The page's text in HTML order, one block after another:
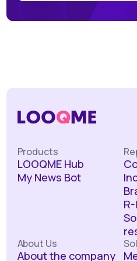
Products
LOOQME Hub
My News Bot
About Us
About the company